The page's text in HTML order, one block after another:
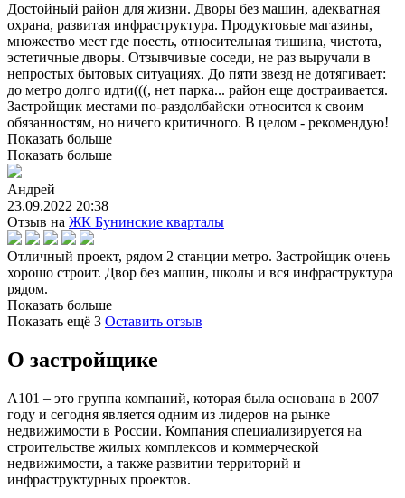
Достойный район для жизни. Дворы без машин, адекватная
охрана, развитая инфраструктура. Продуктовые магазины,
множество мест где поесть, относительная тишина, чистота,
эстетичные дворы. Отзывчивые соседи, не раз выручали в
непростых бытовых ситуациях. До пяти звезд не дотягивает:
до метро долго идти(((, нет парка... район еще достраивается.
Застройщик местами по-раздолбайски относится к своим
обязанностям, но ничего критичного. В целом - рекомендую!
Показать больше
Показать больше
Андрей
23.09.2022 20:38
Отзыв на ЖК Бунинские кварталы
Отличный проект, рядом 2 станции метро. Застройщик очень
хорошо строит. Двор без машин, школы и вся инфраструктура
рядом.
Показать больше
Показать ещё 3 Оставить отзыв
О застройщике
А101 – это группа компаний, которая была основана в 2007
году и сегодня является одним из лидеров на рынке
недвижимости в России. Компания специализируется на
строительстве жилых комплексов и коммерческой
недвижимости, а также развитии территорий и
инфраструктурных проектов.